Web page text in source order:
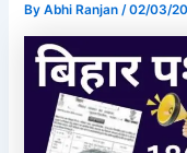
ByAbhi Ranjan/02/03/